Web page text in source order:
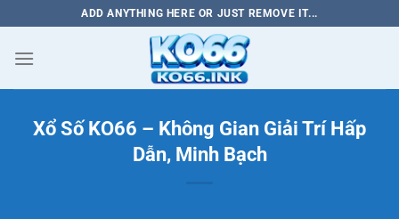
nội
ADD ANYTHING HERE OR JUST REMOVE IT...
Xổ Số KO66 – Không Gian Giải Trí Hấp
Dẫn, Minh Bạch